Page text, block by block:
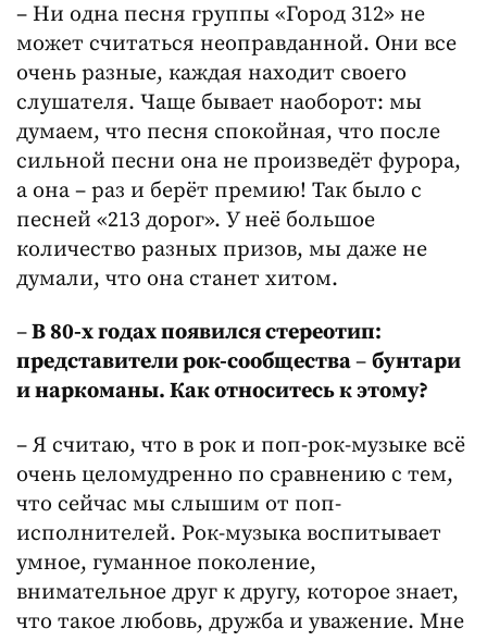
– Ни одна песня группы «Город 312» не
может считаться неоправданной. Они все
очень разные, каждая находит своего
слушателя. Чаще бывает наоборот: мы
думаем, что песня спокойная, что после
сильной песни она не произведёт фурора,
а она – раз и берёт премию! Так было с
песней «213 дорог». У неё большое
количество разных призов, мы даже не
думали, что она станет хитом.
–В 80-х годах появился стереотип:
представители рок-сообщества– бунтари
и наркоманы. Как относитесь к этому?
– Я считаю, что в рок и поп-рок-музыке всё
очень целомудренно по сравнению с тем,
что сейчас мы слышим от поп-
исполнителей. Рок-музыка воспитывает
умное, гуманное поколение,
внимательное друг к другу, которое знает,
что такое любовь, дружба и уважение. Мне